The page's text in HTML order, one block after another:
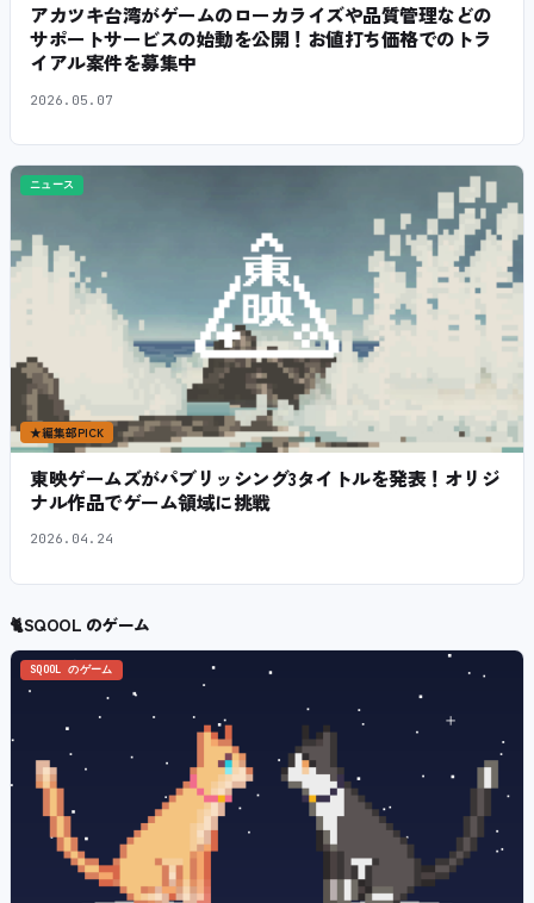
アカツキ台湾がゲームのローカライズや品質管理などの
サポートサービスの始動を公開！お値打ち価格でのトラ
イアル案件を募集中
2026.05.07
ニュース
★編集部PICK
東映ゲームズがパブリッシング3タイトルを発表！オリジ
ナル作品でゲーム領域に挑戦
2026.04.24
🐈SQOOL のゲーム
SQOOL のゲーム